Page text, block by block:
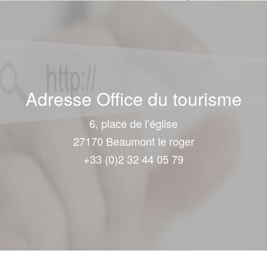
Adresse Office du tourisme
6, place de l’église
27170 Beaumont le roger
+33 (0)2 32 44 05 79